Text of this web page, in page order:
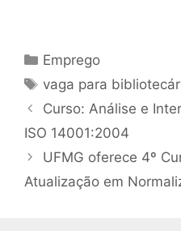
Categorias
Emprego
Tags
vaga para
Curso: Análise e
ISO 14001:2004
UFMG oferece 4º
Atualização em